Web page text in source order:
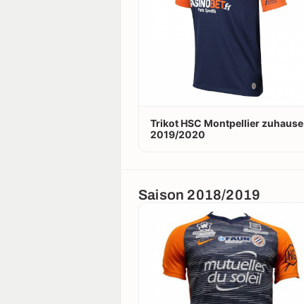
Trikot HSC Montpellier zuhause
2019/2020
Saison 2018/2019